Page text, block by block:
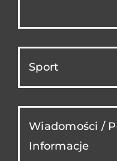
Sport
Wiadomości /
Informacje